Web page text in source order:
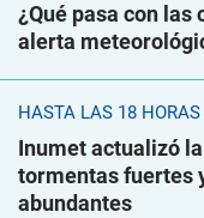
¿Qué pasa con las
alerta
HASTA LAS 18 HORAS
Inumet actualizó
tormentas fuertes
abundantes